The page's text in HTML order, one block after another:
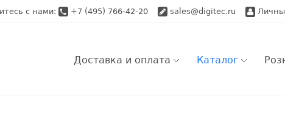
с нами: +7 (495) 766-42-20 sales@digitec.ru
Доставка и оплата Каталог